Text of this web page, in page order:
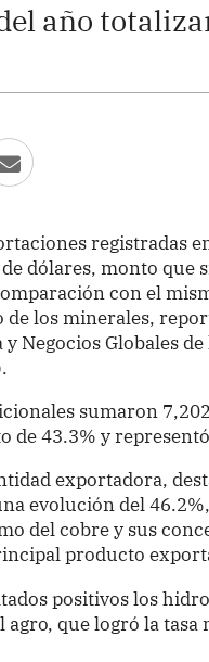
año
registradas
dólares, monto que
con el
de los minerales,
Negocios Globales
sumaron
de 43.3% y
exportadora,
evolución del
del cobre y sus
producto
positivos los
que logró la tasa